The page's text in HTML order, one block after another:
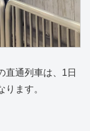
直通列車は、1日
ます。